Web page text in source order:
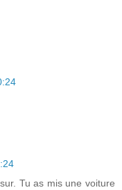
Tu as mis une voiture